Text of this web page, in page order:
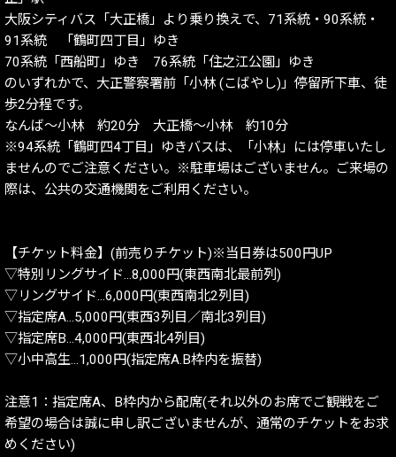
大阪シティバス「大正橋」より乗り換えで、71系統・90系統・
91系統 「鶴町四丁目」ゆき
70系統「西船町」ゆき 76系統「住之江公園」ゆき
のいずれかで、大正警察署前「小林 (こばやし)」停留所下車、徒
歩2分程です。
なんば〜小林 約20分 大正橋〜小林 約10分
※94系統「鶴町四4丁目」ゆきバスは、「小林」には停車いたし
ませんのでご注意ください。※駐車場はございません。ご来場の
際は、公共の交通機関をご利用ください。
【チケット料金】(前売りチケット)※当日券は500円UP
▽特別リングサイド…8,000円(東西南北最前列)
▽リングサイド…6,000円(東西南北2列目)
▽指定席A…5,000円(東西3列目／南北3列目)
▽指定席B…4,000円(東西北4列目)
▽小中高生…1,000円(指定席A.B枠内を振替)
注意1：指定席A、B枠内から配席(それ以外のお席でご観戦をご
希望の場合は誠に申し訳ございませんが、通常のチケットをお求
めください)